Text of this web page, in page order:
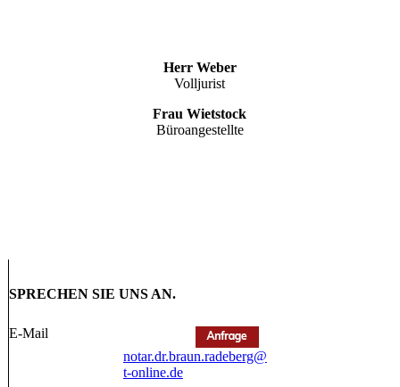
Herr Weber
Volljurist
Frau Wietstock
Büroangestellte
SPRECHEN SIE UNS AN.
E-Mail
notar.dr.braun.radeberg@
t-online.de